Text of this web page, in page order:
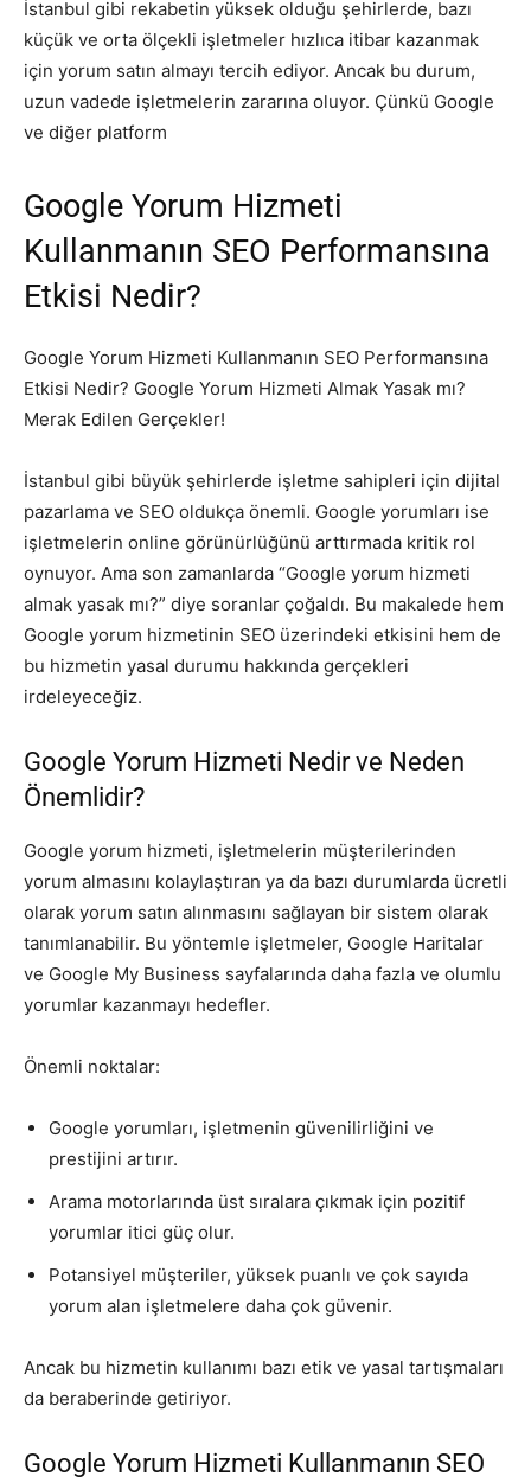
İstanbul gibi rekabetin yüksek olduğu şehirlerde, bazı
küçük ve orta ölçekli işletmeler hızlıca itibar kazanmak
için yorum satın almayı tercih ediyor. Ancak bu durum,
uzun vadede işletmelerin zararına oluyor. Çünkü Google
ve diğer platform
Google Yorum Hizmeti
Kullanmanın SEO Performansına
Etkisi Nedir?
Google Yorum Hizmeti Kullanmanın SEO Performansına
Etkisi Nedir? Google Yorum Hizmeti Almak Yasak mı?
Merak Edilen Gerçekler!
İstanbul gibi büyük şehirlerde işletme sahipleri için dijital
pazarlama ve SEO oldukça önemli. Google yorumları ise
işletmelerin online görünürlüğünü arttırmada kritik rol
oynuyor. Ama son zamanlarda “Google yorum hizmeti
almak yasak mı?” diye soranlar çoğaldı. Bu makalede hem
Google yorum hizmetinin SEO üzerindeki etkisini hem de
bu hizmetin yasal durumu hakkında gerçekleri
irdeleyeceğiz.
Google Yorum Hizmeti Nedir ve Neden
Önemlidir?
Google yorum hizmeti, işletmelerin müşterilerinden
yorum almasını kolaylaştıran ya da bazı durumlarda ücretli
olarak yorum satın alınmasını sağlayan bir sistem olarak
tanımlanabilir. Bu yöntemle işletmeler, Google Haritalar
ve Google My Business sayfalarında daha fazla ve olumlu
yorumlar kazanmayı hedefler.
Önemli noktalar:
Google yorumları, işletmenin güvenilirliğini ve
prestijini artırır.
Arama motorlarında üst sıralara çıkmak için pozitif
yorumlar itici güç olur.
Potansiyel müşteriler, yüksek puanlı ve çok sayıda
yorum alan işletmelere daha çok güvenir.
Ancak bu hizmetin kullanımı bazı etik ve yasal tartışmaları
da beraberinde getiriyor.
Google Yorum Hizmeti Kullanmanın SEO